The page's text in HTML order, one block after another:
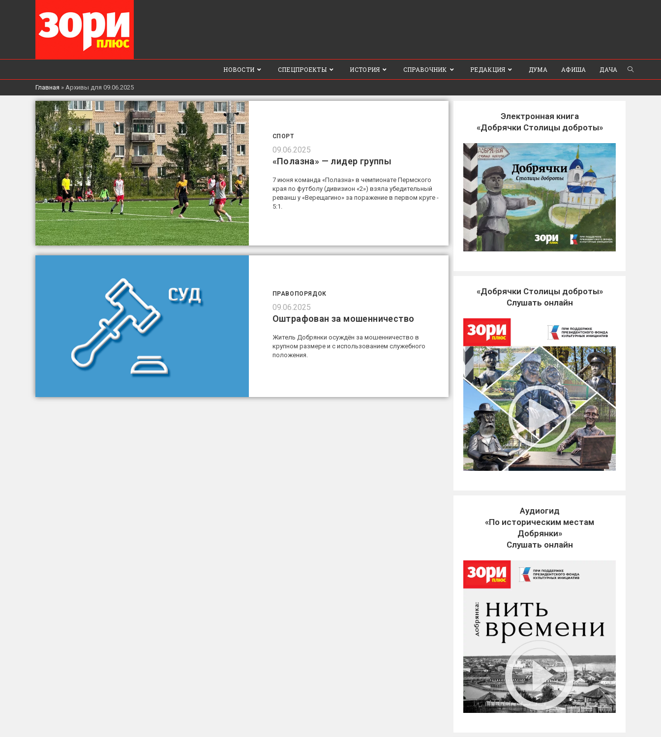
НОВОСТИ СПЕЦПРОЕКТЫ ИСТОРИЯ СПРАВОЧНИК РЕДАКЦИЯ ДУМА АФИША ДАЧА
Главная » Архивы для 09.06.2025
СПОРТ
09.06.2025
«Полазна» — лидер группы
7 июня команда «Полазна» в чемпионате Пермского
края по футболу (дивизион «2») взяла убедительный
реванш у «Верещагино» за поражение в первом круге -
5:1.
ПРАВОПОРЯДОК
09.06.2025
Оштрафован за мошенничество
Житель Добрянки осуждён за мошенничество в
крупном размере и с использованием служебного
положения.
Электронная книга
«Добрячки Столицы доброты»
«Добрячки Столицы доброты»
Слушать онлайн
Аудиогид
«По историческим местам
Добрянки»
Слушать онлайн